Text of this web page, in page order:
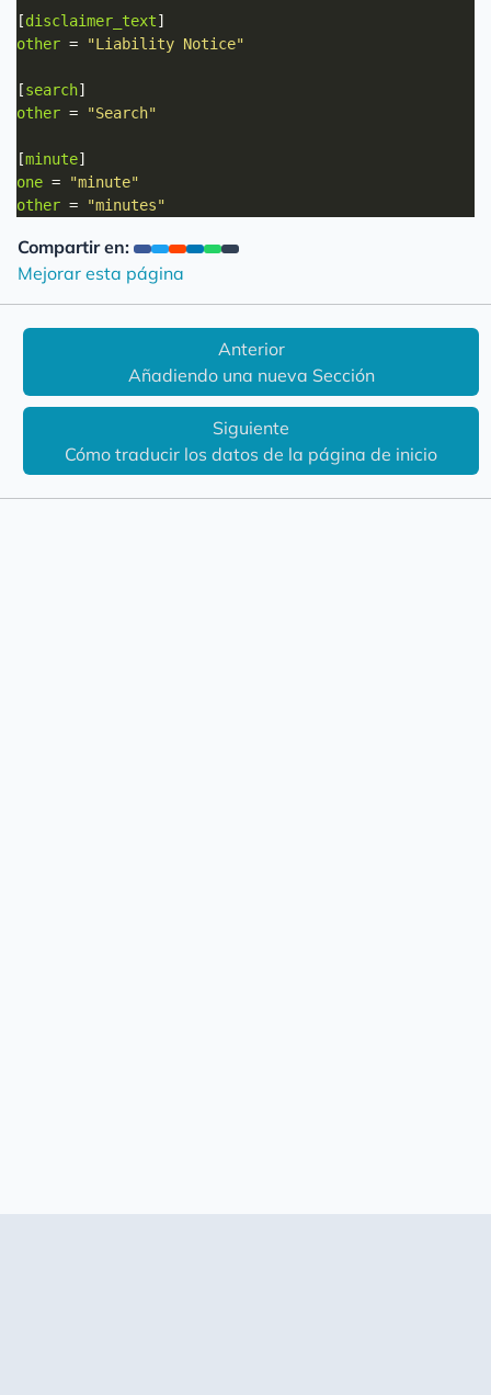
[disclaimer_text
other = "Liability Notice"
[search
other = "Search"
[minute
one =
"minute"
other = "minutes"
Compartir en:
Mejorar esta página
Anterior
Añadiendo una nueva Sección
Siguiente
Cómo traducir los datos de la página de inicio